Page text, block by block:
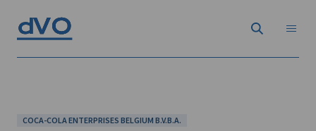
COCA-COLA ENTERPRISES BELGIUM B.V.B.A.